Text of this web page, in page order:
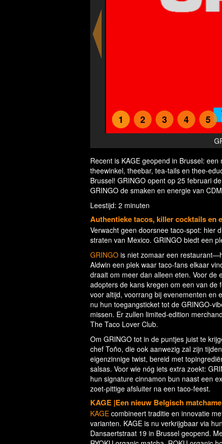
1 2 3 4 5
Recent is KAGE geopend in Brussel:
theewinkel, theebar, tea-tails en thee-
Brussel! GRINGO opent op 25 februari
GRINGO de smaken en energie van
Leestijd: 2 minuten
Authentieke tacos, killer cocktails en
Verwacht geen doorsnee taco-spot: hier
straten van Mexico. GRINGO biedt een
GRINGO is niet zomaar een
Aldwin een plek waar taco-fans elkaar
draait om meer dan alleen eten. Voor de
adopters de kans kregen om een van de
voor altijd, voorrang bij evenementen en
nu hun toegangsticket tot de GRINGO-
missen. Er zullen limited-edition
The Taco Lover Club.
Om GRINGO tot in de puntjes juist te
chef Toño, die ook aanwezig zal zijn
eigenzinnige twist, bereid met
salsas. Voor wie nóg iets extra zoekt:
hun signature cinnamon bun naast een
zoet-pittige afsluiter na een taco-feest.
KAGE |Een nieuw Belgisch
KAGE combineert traditie en innovatie
varianten. KAGE is nu verkrijgbaar via
Dansaertstraat 19 in Brussel geopend.